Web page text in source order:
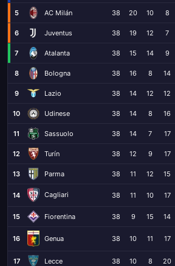
5 AC Milán 38 20 10 8
6 Juventus 38 19 12 7
7 Atalanta 38 15 14 9
8 Bologna 38 16 8 14
9 Lazio 38 14 12 12
10 Udinese 38 14 8 16
11 Sassuolo 38 14 7 17
12 Turín 38 12 9 17
13 Parma 38 11 12 15
14 Cagliari 38 11 10 17
15 Fiorentina 38 9 15 14
16 Genua 38 10 11 17
17 Lecce 38 10 8 20